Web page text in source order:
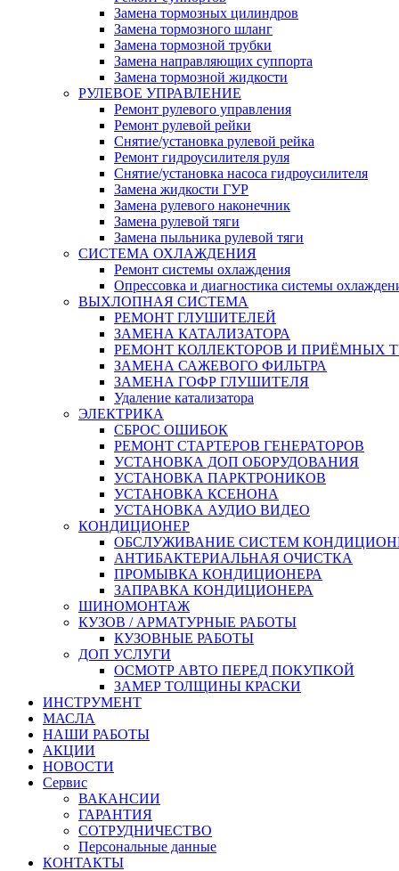
Замена тормозных цилиндров
Замена тормозного шланг
Замена тормозной трубки
Замена направляющих суппорта
Замена тормозной жидкости
РУЛЕВОЕ УПРАВЛЕНИЕ
Ремонт рулевого управления
Ремонт рулевой рейки
Снятие/установка рулевой рейка
Ремонт гидроусилителя руля
Снятие/установка насоса гидроусилителя
Замена жидкости ГУР
Замена рулевого наконечник
Замена рулевой тяги
Замена пыльника рулевой тяги
СИСТЕМА ОХЛАЖДЕНИЯ
Ремонт системы охлаждения
Опрессовка и диагностика системы
ВЫХЛОПНАЯ СИСТЕМА
РЕМОНТ ГЛУШИТЕЛЕЙ
ЗАМЕНА КАТАЛИЗАТОРА
РЕМОНТ КОЛЛЕКТОРОВ И ПРИЁМНЫХ
ЗАМЕНА САЖЕВОГО ФИЛЬТРА
ЗАМЕНА ГОФР ГЛУШИТЕЛЯ
Удаление катализатора
ЭЛЕКТРИКА
СБРОС ОШИБОК
РЕМОНТ СТАРТЕРОВ ГЕНЕРАТОРОВ
УСТАНОВКА ДОП ОБОРУДОВАНИЯ
УСТАНОВКА ПАРКТРОНИКОВ
УСТАНОВКА КСЕНОНА
УСТАНОВКА АУДИО ВИДЕО
КОНДИЦИОНЕР
ОБСЛУЖИВАНИЕ СИСТЕМ
АНТИБАКТЕРИАЛЬНАЯ ОЧИСТКА
ПРОМЫВКА КОНДИЦИОНЕРА
ЗАПРАВКА КОНДИЦИОНЕРА
ШИНОМОНТАЖ
КУЗОВ / АРМАТУРНЫЕ РАБОТЫ
КУЗОВНЫЕ РАБОТЫ
ДОП УСЛУГИ
ОСМОТР АВТО ПЕРЕД ПОКУПКОЙ
ЗАМЕР ТОЛЩИНЫ КРАСКИ
ИНСТРУМЕНТ
МАСЛА
НАШИ РАБОТЫ
АКЦИИ
НОВОСТИ
Сервис
ВАКАНСИИ
ГАРАНТИЯ
СОТРУДНИЧЕСТВО
Персональные данные
КОНТАКТЫ